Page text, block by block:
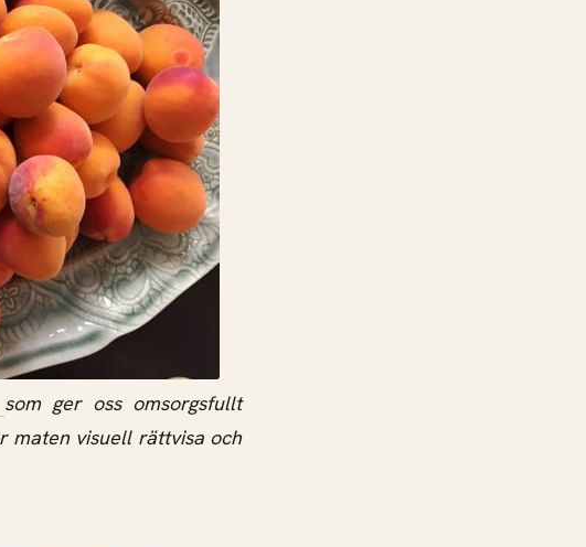
som ger oss omsorgsfullt
maten visuell rättvisa och